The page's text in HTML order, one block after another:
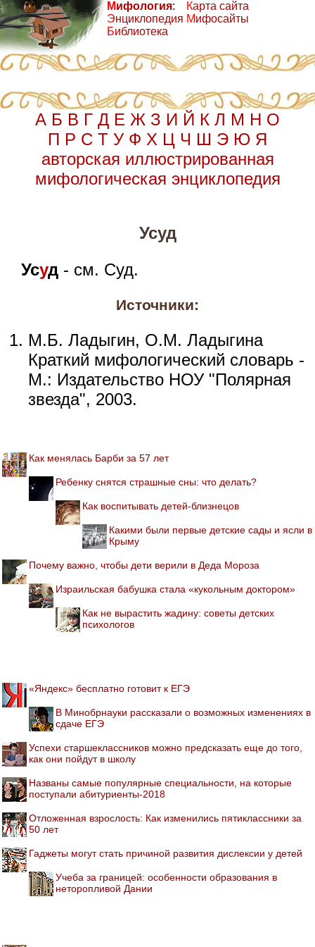
Мифология:
Энциклопедия
Библиотека
Карта сайта
Мифосайты
А Б В Г Д Е Ж З И Й К Л М Н О
П Р С Т У Ф Х Ц Ч Ш Э Ю Я
авторская иллюстрированная
мифологическая энциклопедия
Усуд
Усуд - см. Суд.
Источники:
М.Б. Ладыгин, О.М. Ладыгина
Краткий мифологический словарь -
М.: Издательство НОУ "Полярная
звезда", 2003.
Как менялась Барби за 57 лет
Ребенку снятся страшные сны: что делать?
Как воспитывать детей-близнецов
Какими были первые детские сады и ясли в
Крыму
Почему важно, чтобы дети верили в Деда Мороза
Израильская бабушка стала «кукольным доктором»
Как не вырастить жадину: советы детских
психологов
«Яндекс» бесплатно готовит к ЕГЭ
В Минобрнауки рассказали о возможных изменениях в
сдаче ЕГЭ
Успехи старшеклассников можно предсказать еще до того,
как они пойдут в школу
Названы самые популярные специальности, на которые
поступали абитуриенты-2018
Отложенная взрослость: Как изменились пятиклассники за
50 лет
Гаджеты могут стать причиной развития дислексии у детей
Учеба за границей: особенности образования в
неторопливой Дании